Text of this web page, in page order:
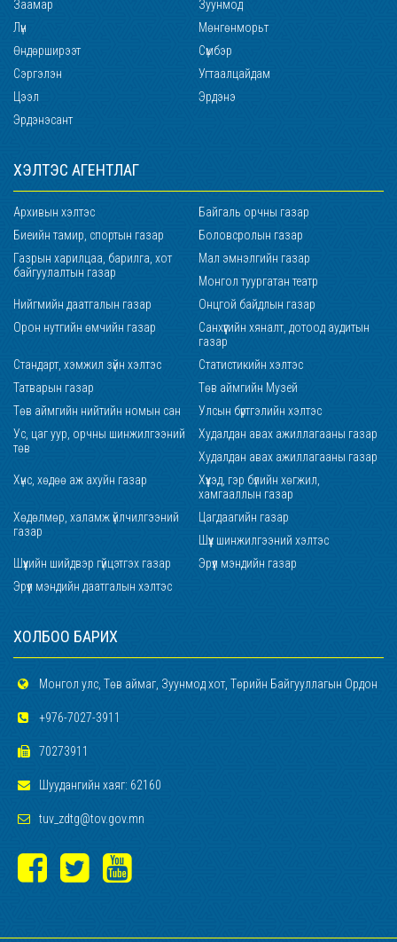
Заамар
Зуунмод
Лүн
Мөнгөнморьт
Өндөрширээт
Сүмбэр
Сэргэлэн
Угтаалцайдам
Цээл
Эрдэнэ
Эрдэнэсант
ХЭЛТЭС АГЕНТЛАГ
Архивын хэлтэс
Байгаль орчны газар
Биеийн тамир, спортын газар
Боловсролын газар
Газрын харилцаа, барилга, хот
байгуулалтын газар
Мал эмнэлгийн газар
Монгол туургатан театр
Нийгмийн даатгалын газар
Онцгой байдлын газар
Орон нутгийн өмчийн газар
Санхүүгийн хяналт, дотоод аудитын
газар
Стандарт, хэмжил зүйн хэлтэс
Статистикийн хэлтэс
Татварын газар
Төв аймгийн Музей
Төв аймгийн нийтийн номын сан
Улсын бүртгэлийн хэлтэс
Ус, цаг уур, орчны шинжилгээний
төв
Худалдан авах ажиллагааны газар
Худалдан авах ажиллагааны газар
Хүнс, хөдөө аж ахуйн газар
Хүүхэд, гэр бүлийн хөгжил,
хамгааллын газар
Хөдөлмөр, халамж үйлчилгээний
газар
Цагдаагийн газар
Шүүх шинжилгээний хэлтэс
Шүүхийн шийдвэр гүйцэтгэх газар
Эрүүл мэндийн газар
Эрүүл мэндийн даатгалын хэлтэс
ХОЛБОО БАРИХ
Монгол улс, Төв аймаг, Зуунмод хот, Төрийн Байгууллагын Ордон
+976-7027-3911
70273911
Шуудангийн хаяг: 62160
tuv_zdtg@tov.gov.mn